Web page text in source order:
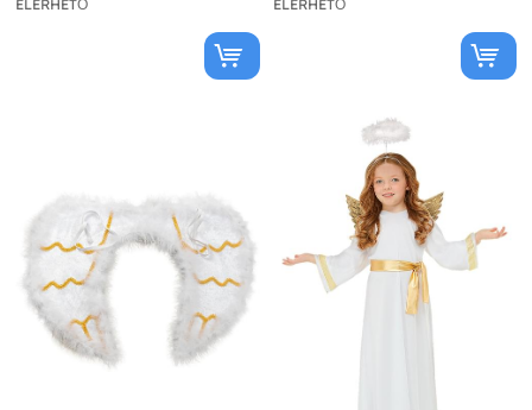
ELÉRHETŐ ELÉRHETŐ